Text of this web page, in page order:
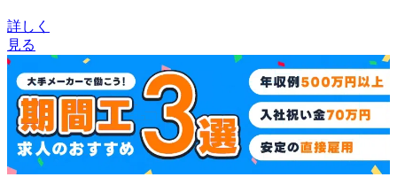
詳しく
見る